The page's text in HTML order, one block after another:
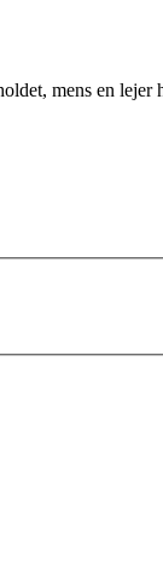
mens en lejer